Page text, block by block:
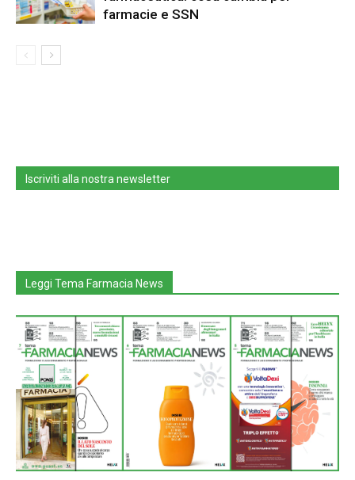
farmacie e SSN
Iscriviti alla nostra newsletter
Leggi Tema Farmacia News